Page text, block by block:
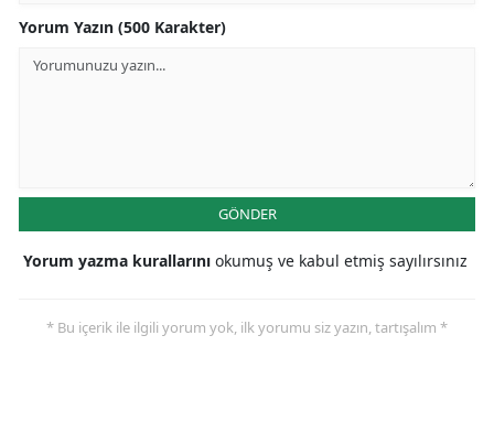
Yorum Yazın (500 Karakter)
GÖNDER
Yorum yazma kurallarını okumuş ve kabul etmiş sayılırsınız
* Bu içerik ile ilgili yorum yok, ilk yorumu siz yazın, tartışalım *